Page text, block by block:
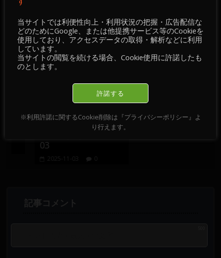
おすすめ記事
【 FX情報・経済指
標・経済ニュース・
掲示板／チャート・
2025-11-03
【 メンバー限定 】
2026-02-05
当サイトでは利便性向上・利用状況の把握・広告配信な
どのためにGoogle、または他提携サービス等のCookieを
使用しており、アクセスデータの取得・解析などに利用
しています。
当サイトの閲覧を続ける場合、Cookie使用に許諾したも
のとします。
許諾する
※利用許諾に関するCookie削除は『プライバシーポリシー』よ
り行えます。